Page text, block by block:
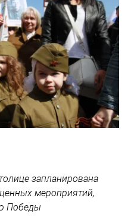
запланирована
мероприятий,
Победы